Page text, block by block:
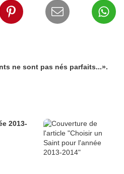
ne sont pas nés parfaits...».
2013-